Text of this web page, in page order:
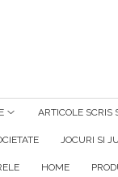
ARTICOLE SCRIS
JOCURI SI
HOME